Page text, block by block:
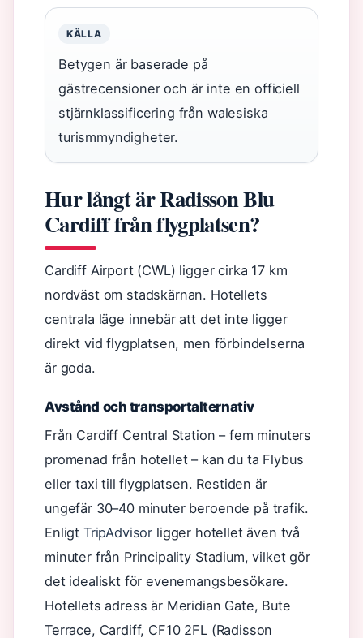
KÄLLA
Betygen är baserade på
gästrecensioner och är inte en officiell
stjärnklassificering från walesiska
turismmyndigheter.
Hur långt är Radisson Blu
Cardiff från flygplatsen?
Cardiff Airport (CWL) ligger cirka 17 km
nordväst om stadskärnan. Hotellets
centrala läge innebär att det inte ligger
direkt vid flygplatsen, men förbindelserna
är goda.
Avstånd och transportalternativ
Från Cardiff Central Station – fem minuters
promenad från hotellet – kan du ta Flybus
eller taxi till flygplatsen. Restiden är
ungefär 30–40 minuter beroende på trafik.
Enligt TripAdvisor ligger hotellet även två
minuter från Principality Stadium, vilket gör
det idealiskt för evenemangsbesökare.
Hotellets adress är Meridian Gate, Bute
Terrace, Cardiff, CF10 2FL (Radisson